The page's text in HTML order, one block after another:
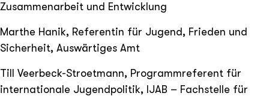
Zusammenarbeit und Entwicklung
Marthe Hanik, Referentin für Jugend, Frieden und
Sicherheit, Auswärtiges Amt
Till Veerbeck-Stroetmann, Programmreferent für
internationale Jugendpolitik, IJAB – Fachstelle für